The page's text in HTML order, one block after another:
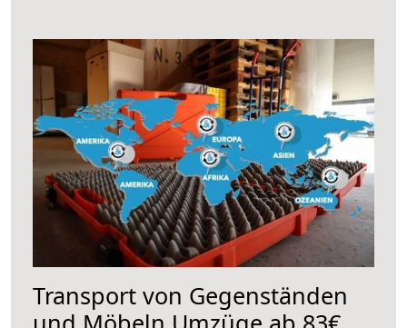
Transport von Gegenständen